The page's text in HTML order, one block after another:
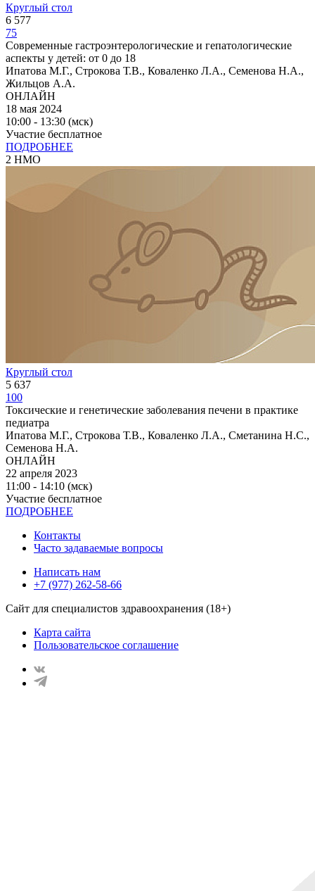
Круглый стол
6 577
75
Современные гастроэнтерологические и гепатологические
аспекты у детей: от 0 до 18
Ипатова М.Г., Строкова Т.В., Коваленко Л.А., Семенова Н.А.,
Жильцов А.А.
ОНЛАЙН
18 мая 2024
10:00 - 13:30 (мск)
Участие бесплатное
ПОДРОБНЕЕ
2 НМО
Круглый стол
5 637
100
Токсические и генетические заболевания печени в практике
педиатра
Ипатова М.Г., Строкова Т.В., Коваленко Л.А., Сметанина Н.С.,
Семенова Н.А.
ОНЛАЙН
22 апреля 2023
11:00 - 14:10 (мск)
Участие бесплатное
ПОДРОБНЕЕ
Контакты
Часто задаваемые вопросы
Написать нам
+7 (977) 262-58-66
Сайт для специалистов здравоохранения (18+)
Карта сайта
Пользовательское соглашение